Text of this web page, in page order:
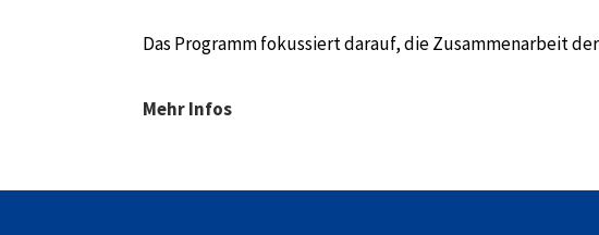
Das Programm fokussiert darauf, die Zusammenarbeit
Mehr Infos